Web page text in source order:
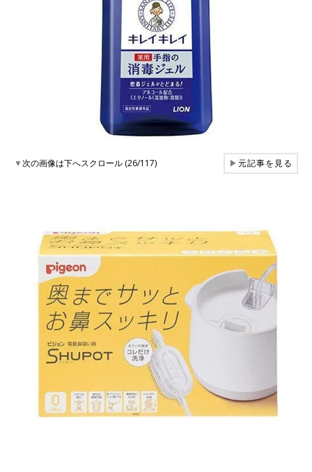
▼次の画像は下へスクロール (26/117) ▶元記事を見る